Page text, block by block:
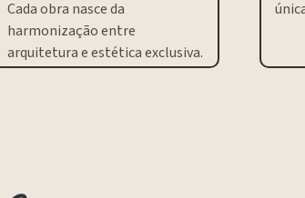
Cada obra nasce da
harmonização entre
arquitetura e estética exclusiva.